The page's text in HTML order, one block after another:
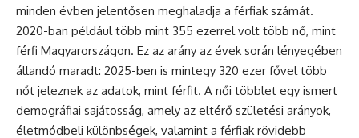
minden évben jelentősen meghaladja a férfiak számát.
2020-ban például több mint 355 ezerrel volt több nő, mint
férfi Magyarországon. Ez az arány az évek során lényegében
állandó maradt: 2025-ben is mintegy 320 ezer fővel több
nőt jeleznek az adatok, mint férfit. A női többlet egy ismert
demográfiai sajátosság, amely az eltérő születési arányok,
életmódbeli különbségek, valamint a férfiak rövidebb